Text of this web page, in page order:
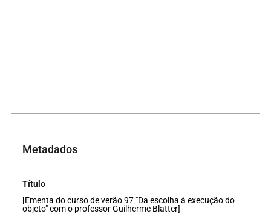
Metadados
Título
[Ementa do curso de verão 97 "Da escolha à execução do
objeto" com o professor Guilherme Blatter]